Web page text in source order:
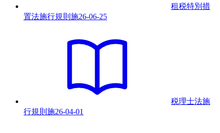
租税特別措
置法施行規則 施26-06-25
税理士法施
行規則 施26-04-01